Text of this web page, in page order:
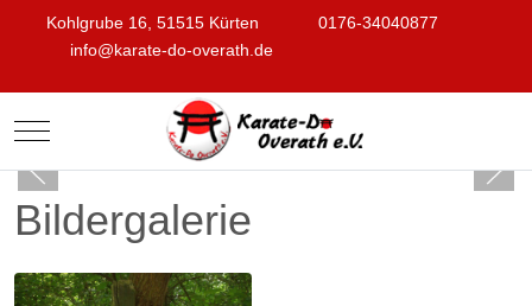
Kohlgrube 16, 51515 Kürten
0176-34040877
info@karate-do-overath.de
Mobile Menu Toggle
Bildergalerie